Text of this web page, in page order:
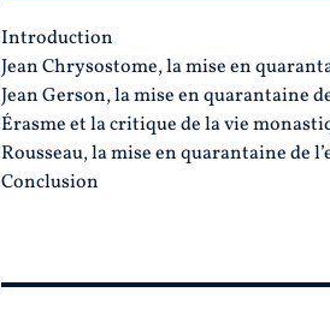
Introduction
Jean Chrysostome, la mise en
Jean Gerson, la mise en quarantaine
Érasme et la critique de la vie
Rousseau, la mise en quarantaine de
Conclusion